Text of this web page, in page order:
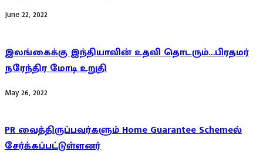
June 22, 2022
இலங்கைக்கு இந்தியாவின் உதவி தொடரும்…பிரதமர்
நரேந்திர மோடி உறுதி
May 26, 2022
PR வைத்திருப்பவர்களும் Home Guarantee Schemeல்
சேர்க்கப்பட்டுள்ளனர்